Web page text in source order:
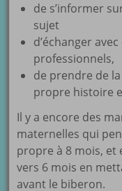
de s’informer
sujet
d’échanger
professionnels,
de prendre de
propre histoire
Il y a encore des
maternelles qui
propre à 8 mois, et
vers 6 mois en
avant le biberon.